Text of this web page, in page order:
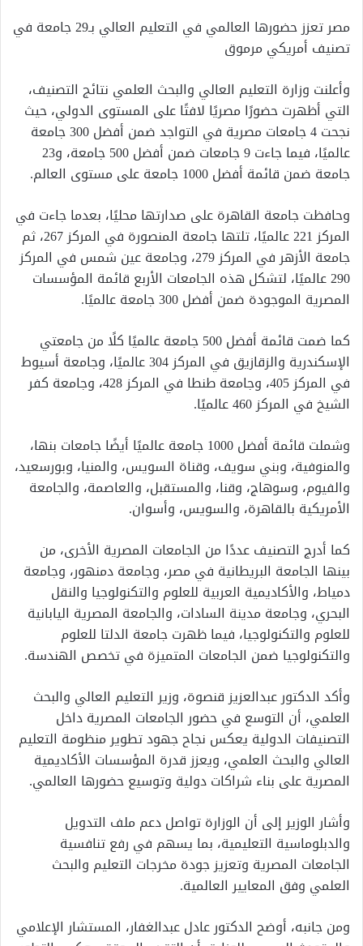
مصر تعزز حضورها العالمي في التعليم العالي بـ29 جامعة في
تصنيف أمريكي مرموق
وأعلنت وزارة التعليم العالي والبحث العلمي نتائج التصنيف،
التي أظهرت حضورًا مصريًا لافتًا على المستوى الدولي، حيث
نجحت 4 جامعات مصرية في التواجد ضمن أفضل 300 جامعة
عالميًا، فيما جاءت 9 جامعات ضمن أفضل 500 جامعة، و23
جامعة ضمن قائمة أفضل 1000 جامعة على مستوى العالم.
وحافظت جامعة القاهرة على صدارتها محليًا، بعدما جاءت في
المركز 221 عالميًا، تلتها جامعة المنصورة في المركز 267، ثم
جامعة الأزهر في المركز 279، وجامعة عين شمس في المركز
290 عالميًا، لتشكل هذه الجامعات الأربع قائمة المؤسسات
المصرية الموجودة ضمن أفضل 300 جامعة عالميًا.
كما ضمت قائمة أفضل 500 جامعة عالميًا كلًا من جامعتي
الإسكندرية والزقازيق في المركز 304 عالميًا، وجامعة أسيوط
في المركز 405، وجامعة طنطا في المركز 428، وجامعة كفر
الشيخ في المركز 460 عالميًا.
وشملت قائمة أفضل 1000 جامعة عالميًا أيضًا جامعات بنها،
والمنوفية، وبني سويف، وقناة السويس، والمنيا، وبورسعيد،
والفيوم، وسوهاج، وقنا، والمستقبل، والعاصمة، والجامعة
الأمريكية بالقاهرة، والسويس، وأسوان.
كما أدرج التصنيف عددًا من الجامعات المصرية الأخرى، من
بينها الجامعة البريطانية في مصر، وجامعة دمنهور، وجامعة
دمياط، والأكاديمية العربية للعلوم والتكنولوجيا والنقل
البحري، وجامعة مدينة السادات، والجامعة المصرية اليابانية
للعلوم والتكنولوجيا، فيما ظهرت جامعة الدلتا للعلوم
والتكنولوجيا ضمن الجامعات المتميزة في تخصص الهندسة.
وأكد الدكتور عبدالعزيز قنصوة، وزير التعليم العالي والبحث
العلمي، أن التوسع في حضور الجامعات المصرية داخل
التصنيفات الدولية يعكس نجاح جهود تطوير منظومة التعليم
العالي والبحث العلمي، ويعزز قدرة المؤسسات الأكاديمية
المصرية على بناء شراكات دولية وتوسيع حضورها العالمي.
وأشار الوزير إلى أن الوزارة تواصل دعم ملف التدويل
والدبلوماسية التعليمية، بما يسهم في رفع تنافسية
الجامعات المصرية وتعزيز جودة مخرجات التعليم والبحث
العلمي وفق المعايير العالمية.
ومن جانبه، أوضح الدكتور عادل عبدالغفار، المستشار الإعلامي